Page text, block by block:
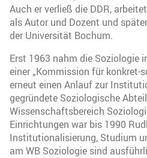
Auch er verließ die DDR,
als Autor und Dozent und
der Universität Bochum.
Erst 1963 nahm die Soziologie
einer „Kommission für konkret-
erneut einen Anlauf zur
gegründete Soziologische
Wissenschaftsbereich
Einrichtungen war bis 1990
Institutionalisierung, Studium
am WB Soziologie sind